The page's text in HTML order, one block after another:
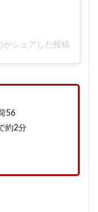
シェアした投稿
56
約2分